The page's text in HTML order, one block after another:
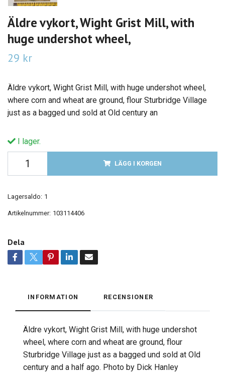
Äldre vykort, Wight Grist Mill, with
huge undershot wheel,
29 kr
Äldre vykort, Wight Grist Mill, with huge undershot wheel,
where corn and wheat are ground, flour Sturbridge Village
just as a bagged und sold at Old century an
I lager.
LÄGG I KORGEN
Lagersaldo: 1
Artikelnummer: 103114406
Dela
INFORMATION RECENSIONER
Äldre vykort, Wight Grist Mill, with huge undershot
wheel, where corn and wheat are ground, flour
Sturbridge Village just as a bagged und sold at Old
century and a half ago. Photo by Dick Hanley